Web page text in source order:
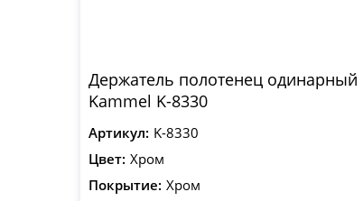
Держатель полотенец одинарный
Kammel K-8330
Артикул: K-8330
Цвет: Хром
Покрытие: Хром